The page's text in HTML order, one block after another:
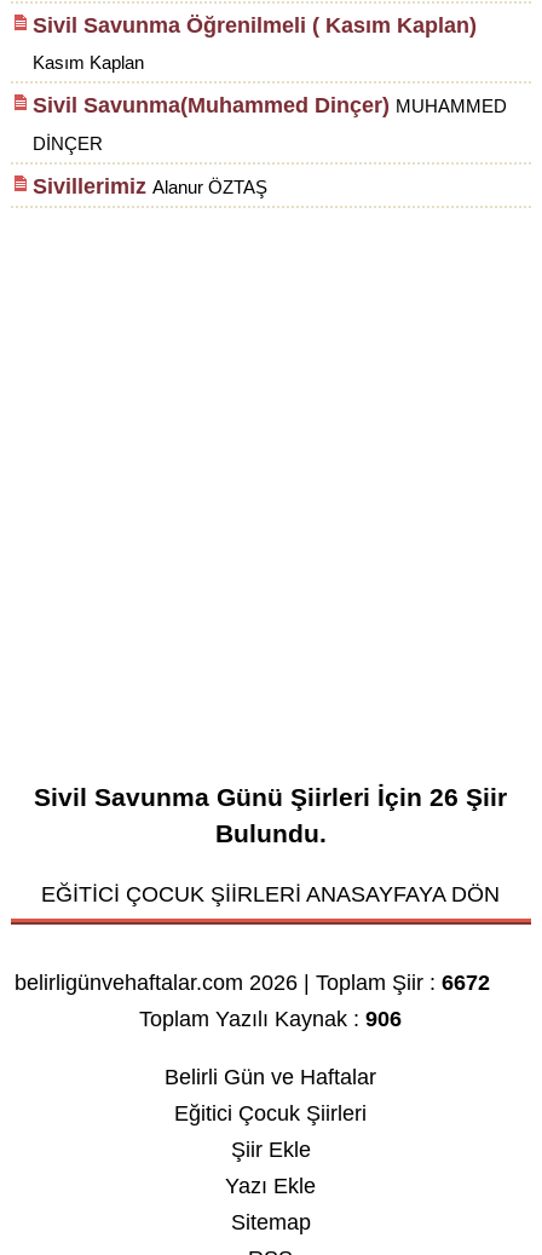
Sivil Savunma Öğrenilmeli ( Kasım Kaplan)
Kasım Kaplan
Sivil Savunma(Muhammed Dinçer) MUHAMMED
DİNÇER
Sivillerimiz Alanur ÖZTAŞ
Sivil Savunma Günü Şiirleri İçin26 Şiir
Bulundu.
EĞİTİCİ ÇOCUK ŞİİRLERİ ANASAYFAYA DÖN
belirligünvehaftalar.com 2026 | Toplam Şiir :6672
Toplam Yazılı Kaynak :906
Belirli Gün ve Haftalar
Eğitici Çocuk Şiirleri
Şiir Ekle
Yazı Ekle
Sitemap